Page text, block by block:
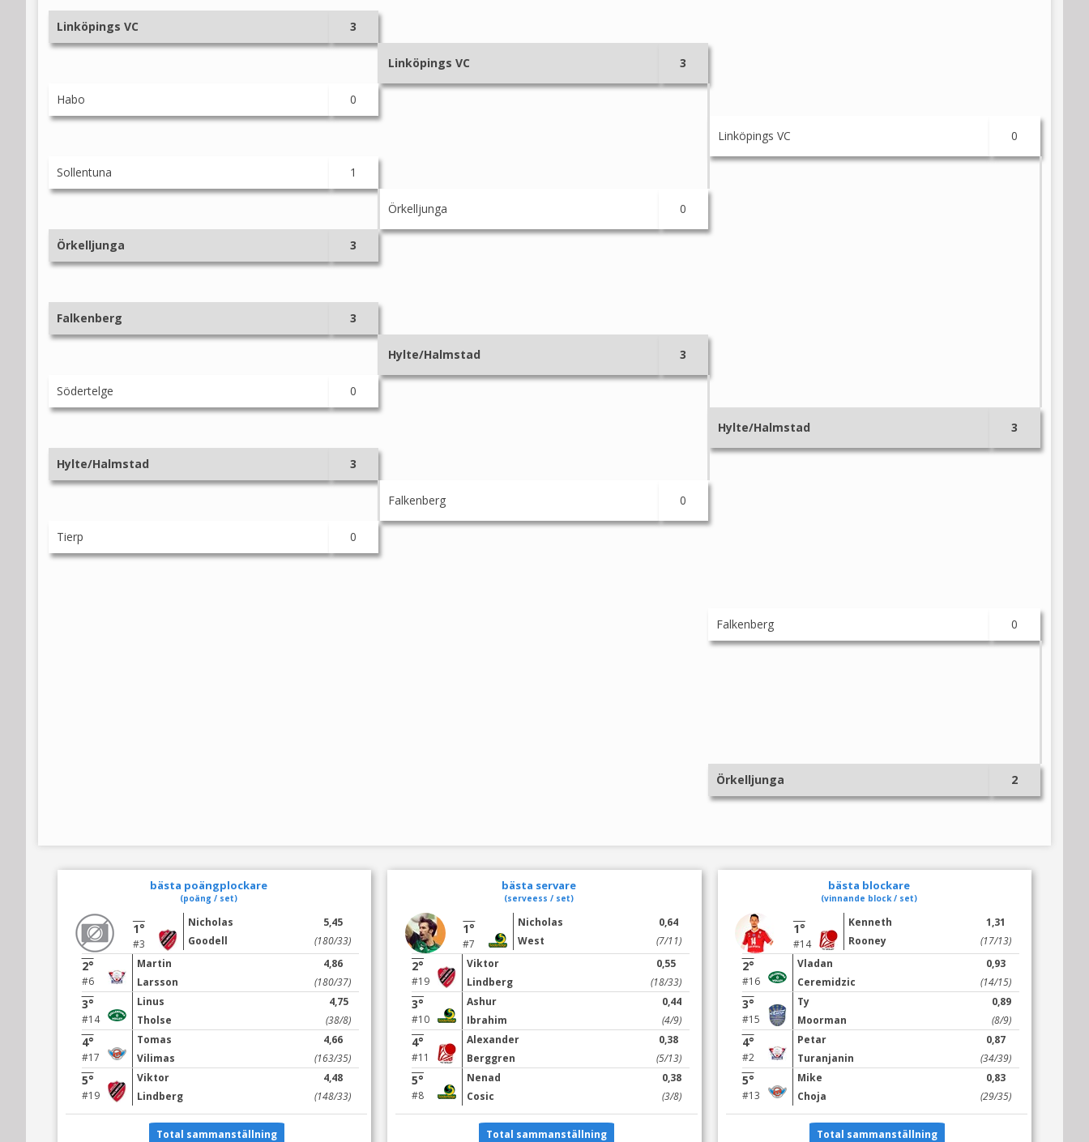
Linköpings VC 3
Linköpings VC 3
Habo 0
Linköpings VC 0
Sollentuna 1
Örkelljunga 0
Örkelljunga 3
Falkenberg 3
Hylte/Halmstad 3
Södertelge 0
Hylte/Halmstad 3
Hylte/Halmstad 3
Falkenberg 0
Tierp 0
Falkenberg 0
Örkelljunga 2
bästa poängplockare
(poäng / set)
1°
#3
Nicholas
Goodell
5,45
(180/33)
2°
#6
Martin
Larsson
4,86
(180/37)
3°
#14
Linus
Tholse
4,75
(38/8)
4°
#17
Tomas
Vilimas
4,66
(163/35)
5°
#19
Viktor
Lindberg
4,48
(148/33)
Total sammanställning
bästa servare
(serveess / set)
1°
#7
Nicholas
West
0,64
(7/11)
2°
#19
Viktor
Lindberg
0,55
(18/33)
3°
#10
Ashur
Ibrahim
0,44
(4/9)
4°
#11
Alexander
Berggren
0,38
(5/13)
5°
#8
Nenad
Cosic
0,38
(3/8)
Total sammanställning
bästa blockare
(vinnande block / set)
1°
#14
Kenneth
Rooney
1,31
(17/13)
2°
#16
Vladan
Ceremidzic
0,93
(14/15)
3°
#15
Ty
Moorman
0,89
(8/9)
4°
#2
Petar
Turanjanin
0,87
(34/39)
5°
#13
Mike
Choja
0,83
(29/35)
Total sammanställning